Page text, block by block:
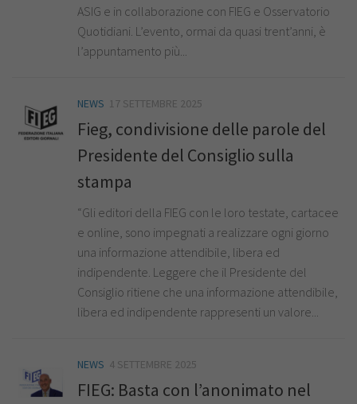
ASIG e in collaborazione con FIEG e Osservatorio
Quotidiani. L’evento, ormai da quasi trent’anni, è
l’appuntamento più...
NEWS 17 SETTEMBRE 2025
Fieg, condivisione delle parole del
Presidente del Consiglio sulla
stampa
“Gli editori della FIEG con le loro testate, cartacee
e online, sono impegnati a realizzare ogni giorno
una informazione attendibile, libera ed
indipendente. Leggere che il Presidente del
Consiglio ritiene che una informazione attendibile,
libera ed indipendente rappresenti un valore...
NEWS 4 SETTEMBRE 2025
FIEG: Basta con l’anonimato nel